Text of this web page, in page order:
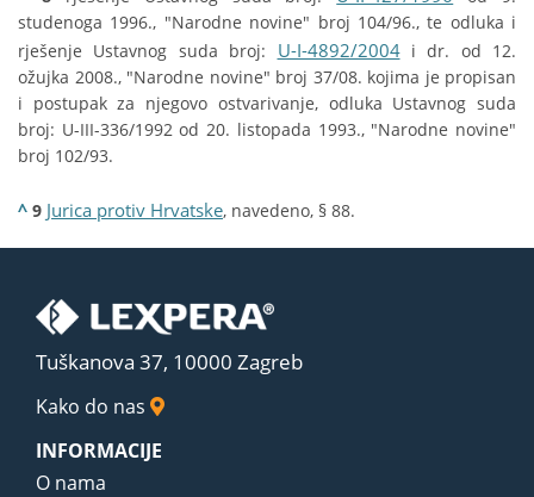
studenoga 1996., "Narodne novine" broj 104/96., te odluka i
rješenje Ustavnog suda broj: U-I-4892/2004i dr. od 12.
ožujka 2008., "Narodne novine" broj 37/08. kojima je propisan
i postupak za njegovo ostvarivanje, odluka Ustavnog suda
broj: U-III-336/1992 od 20. listopada 1993., "Narodne novine"
broj 102/93.
^ 9 Jurica protiv Hrvatske, navedeno, § 88.
Tuškanova 37, 10000 Zagreb
Kako do nas
INFORMACIJE
O nama